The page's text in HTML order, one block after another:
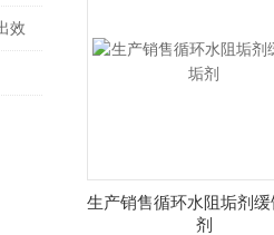
效
生产销售循环水阻垢剂
剂